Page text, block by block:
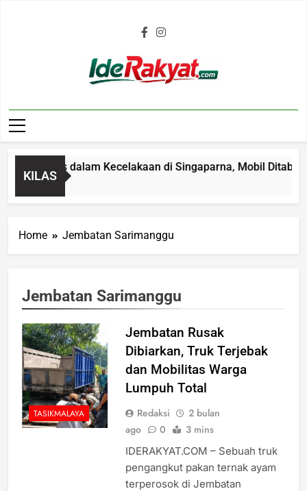
Iderakyat.com
KILAS
Tewas dalam Kecelakaan di Singaparna, Mobil
Home Jembatan Sarimanggu
Jembatan Sarimanggu
TASIKMALAYA
Jembatan Rusak
Dibiarkan, Truk Terjebak
dan Mobilitas Warga
Lumpuh Total
Redaksi
2 bulan
ago
0 3 mins
IDERAKYAT.COM – Sebuah truk
pengangkut pakan ternak ayam
terperosok di Jembatan